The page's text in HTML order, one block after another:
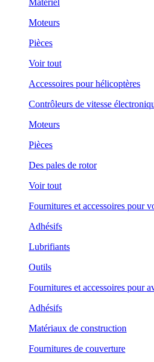
Matériel
Moteurs
Pièces
Voir tout
Accessoires pour hélicoptères
Contrôleurs de vitesse
Moteurs
Pièces
Des pales de rotor
Voir tout
Fournitures et accessoires pour
Adhésifs
Lubrifiants
Outils
Fournitures et accessoires pour
Adhésifs
Matériaux de construction
Fournitures de couverture